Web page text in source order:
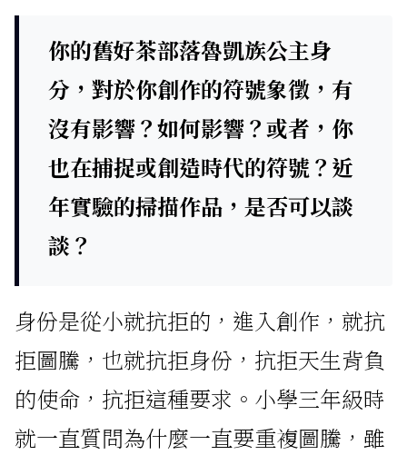
你的舊好茶部落魯凱族公主身
分，對於你創作的符號象徵，有
沒有影響？如何影響？或者，你
也在捕捉或創造時代的符號？近
年實驗的掃描作品，是否可以談
談？
身份是從小就抗拒的，進入創作，就抗
拒圖騰，也就抗拒身份，抗拒天生背負
的使命，抗拒這種要求。小學三年級時
就一直質問為什麼一直要重複圖騰，雖